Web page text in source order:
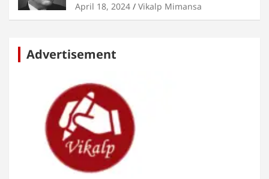
April 18, 2024 Vikalp Mimansa
Advertisement